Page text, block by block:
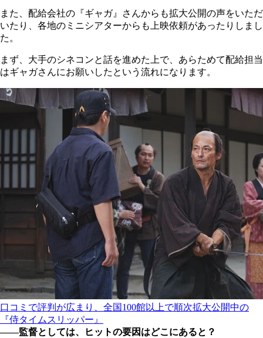
また、配給会社の『ギャガ』さんからも拡大公開の声をいただ
いたり、各地のミニシアターからも上映依頼があったりしまし
た。
まず、大手のシネコンと話を進めた上で、あらためて配給担当
はギャガさんにお願いしたという流れになります。
口コミで評判が広まり、全国100館以上で順次拡大公開中の
『侍タイムスリッパー』
――監督としては、ヒットの要因はどこにあると？